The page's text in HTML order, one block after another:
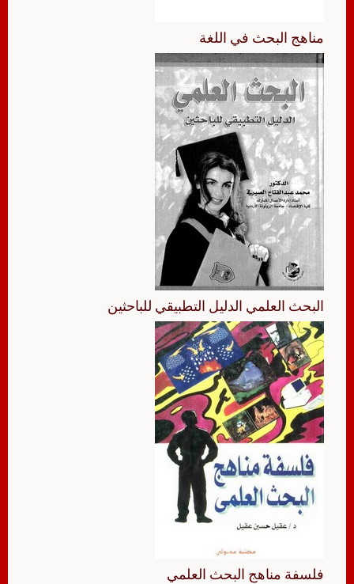
مناهج البحث في اللغة
البحث العلمي الدليل التطبيقي للباحثين
فلسفة مناهج البحث العلمي